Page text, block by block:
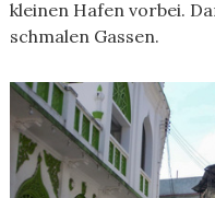
kleinen Hafen vorbei.
schmalen Gassen.